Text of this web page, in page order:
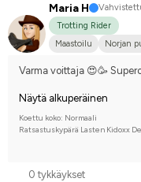
Maria H
Trotting Rider
Maastoilu
Norjan
Varma voittaja 😍🥳
Näytä alkuperäinen
Koettu koko: Normaali
Ratsastuskypärä Lasten Kidoxx
0 tykkäykset